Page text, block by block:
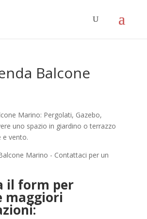
Balcone
Marino: Pergolati, Gazebo,
uno spazio in giardino o terrazzo
e vento.
il form per
maggiori